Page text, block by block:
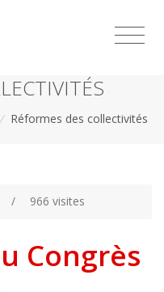
/ Réformes des collectivités
/ 966 visites
Congrès